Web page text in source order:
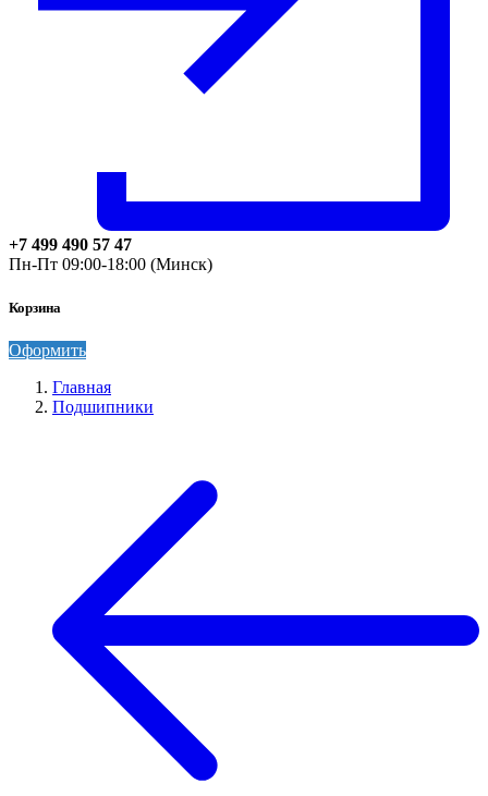
+7 499 490 57 47
Пн-Пт 09:00-18:00 (Минск)
Корзина
Оформить
Главная
Подшипники